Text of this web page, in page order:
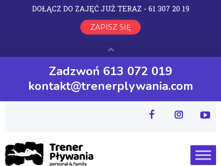
Zadzwoń 613 072 019
kontakt@trenerplywania.com